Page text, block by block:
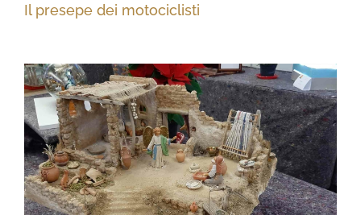
Il presepe dei motociclisti